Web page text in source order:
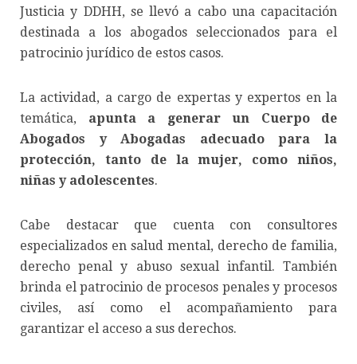
Justicia y DDHH, se llevó a cabo una capacitación
destinada a los abogados seleccionados para el
patrocinio jurídico de estos casos.
La actividad, a cargo de expertas y expertos en la
temática, apunta a generar un Cuerpo de
Abogados y Abogadas adecuado para la
protección, tanto de la mujer, como niños,
niñas y adolescentes.
Cabe destacar que cuenta con consultores
especializados en salud mental, derecho de familia,
derecho penal y abuso sexual infantil. También
brinda el patrocinio de procesos penales y procesos
civiles, así como el acompañamiento para
garantizar el acceso a sus derechos.